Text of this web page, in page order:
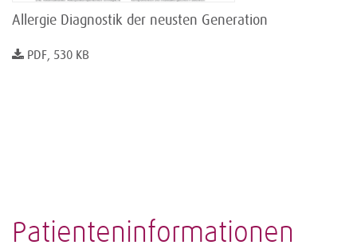
Allergie Diagnostik der neusten Generation
PDF, 530 KB
Patienteninformationen